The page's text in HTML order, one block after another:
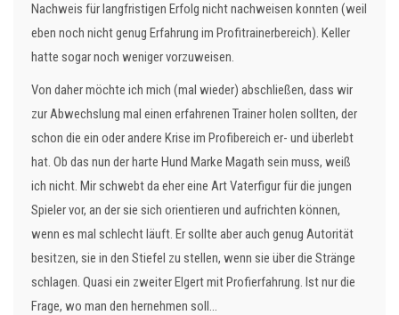
Nachweis für langfristigen Erfolg nicht nachweisen konnten (weil
eben noch nicht genug Erfahrung im Profitrainerbereich). Keller
hatte sogar noch weniger vorzuweisen.
Von daher möchte ich mich (mal wieder) abschließen, dass wir
zur Abwechslung mal einen erfahrenen Trainer holen sollten, der
schon die ein oder andere Krise im Profibereich er- und überlebt
hat. Ob das nun der harte Hund Marke Magath sein muss, weiß
ich nicht. Mir schwebt da eher eine Art Vaterfigur für die jungen
Spieler vor, an der sie sich orientieren und aufrichten können,
wenn es mal schlecht läuft. Er sollte aber auch genug Autorität
besitzen, sie in den Stiefel zu stellen, wenn sie über die Stränge
schlagen. Quasi ein zweiter Elgert mit Profierfahrung. Ist nur die
Frage, wo man den hernehmen soll...